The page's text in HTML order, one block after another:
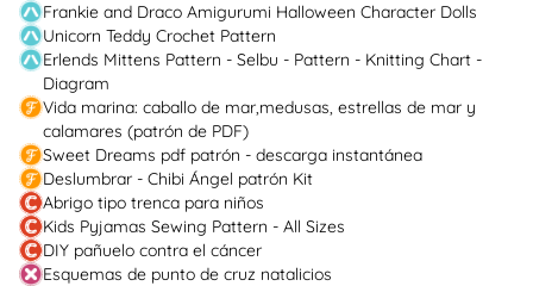
Frankie and Draco Amigurumi Halloween Character Dolls
Unicorn Teddy Crochet Pattern
Erlends Mittens Pattern - Selbu - Pattern - Knitting Chart -
Diagram
Vida marina: caballo de mar,medusas, estrellas de mar y
calamares (patrón de PDF)
Sweet Dreams pdf patrón - descarga instantánea
Deslumbrar - Chibi Ángel patrón Kit
Abrigo tipo trenca para niños
Kids Pyjamas Sewing Pattern - All Sizes
DIY pañuelo contra el cáncer
Esquemas de punto de cruz natalicios